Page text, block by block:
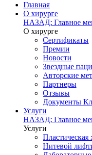
Главная
О хирурге
НАЗАД: Главное
О хирурге
Сертификаты
Премии
Новости
Звездные
Авторские
Партнеры
Отзывы
Документы
Услуги
НАЗАД: Главное
Услуги
Пластическая
Нитевой